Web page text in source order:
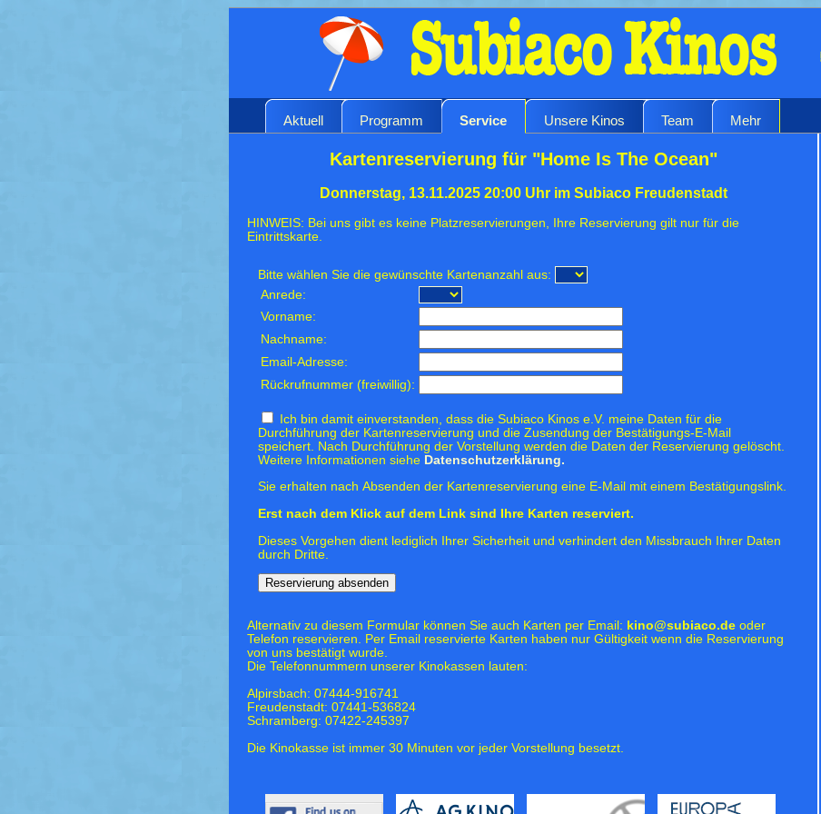
Aktuell Programm Service Unsere Kinos Team Mehr
Kartenreservierung für "Home Is The Ocean"
Donnerstag, 13.11.2025 20:00 Uhr im Subiaco Freudenstadt
HINWEIS: Bei uns gibt es keine Platzreservierungen, Ihre Reservierung gilt nur für die
Eintrittskarte.
Bitte wählen Sie die gewünschte Kartenanzahl aus:
Anrede:
Vorname:
Nachname:
Email-Adresse:
Rückrufnummer (freiwillig):
Ich bin damit einverstanden, dass die Subiaco Kinos e.V. meine Daten für die
Durchführung der Kartenreservierung und die Zusendung der Bestätigungs-E-Mail
speichert. Nach Durchführung der Vorstellung werden die Daten der Reservierung gelöscht.
Weitere Informationen siehe Datenschutzerklärung.
Sie erhalten nach Absenden der Kartenreservierung eine E-Mail mit einem Bestätigungslink.
Erst nach dem Klick auf dem Link sind Ihre Karten reserviert.
Dieses Vorgehen dient lediglich Ihrer Sicherheit und verhindert den Missbrauch Ihrer Daten
durch Dritte.
Alternativ zu diesem Formular können Sie auch Karten per Email: kino@subiaco.de oder
Telefon reservieren. Per Email reservierte Karten haben nur Gültigkeit wenn die Reservierung
von uns bestätigt wurde.
Die Telefonnummern unserer Kinokassen lauten:
Alpirsbach: 07444-916741
Freudenstadt: 07441-536824
Schramberg: 07422-245397
Die Kinokasse ist immer 30 Minuten vor jeder Vorstellung besetzt.